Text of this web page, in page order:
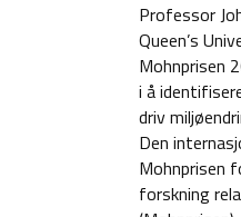
Professor
Queen’s
Mohnprisen
i å
driv
Den
Mohnprisen
forskning